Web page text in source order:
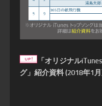
「オリジナル
グ」紹介資料 (2018年1